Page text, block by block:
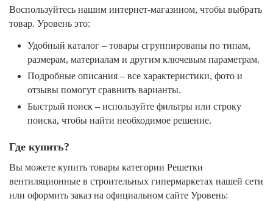
Воспользуйтесь нашим интернет-магазином, чтобы выбрать
товар. Уровень это:
Удобный каталог – товары сгруппированы по типам,
размерам, материалам и другим ключевым параметрам.
Подробные описания – все характеристики, фото и
отзывы помогут сравнить варианты.
Быстрый поиск – используйте фильтры или строку
поиска, чтобы найти необходимое решение.
Где купить?
Вы можете купить товары категории Решетки
вентиляционные в строительных гипермаркетах нашей сети
или оформить заказ на официальном сайте Уровень: